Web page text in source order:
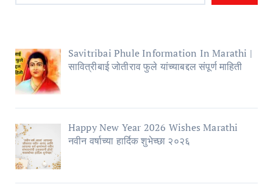
Savitribai Phule Information In Marathi |
सावित्रीबाई जोतीराव फुले यांच्याबद्दल संपूर्ण माहिती
Happy New Year 2026 Wishes Marathi
नवीन वर्षाच्या हार्दिक शुभेच्छा २०२६